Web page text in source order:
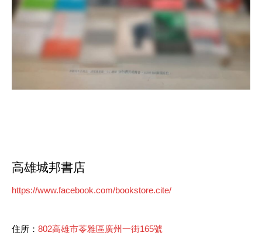
高雄城邦書店
https://www.facebook.com/bookstore.cite/
住所： 802高雄市苓雅區廣州一街165號